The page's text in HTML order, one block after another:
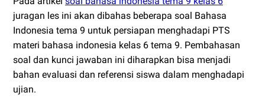
juragan les ini akan dibahas beberapa soal Bahasa
Indonesia tema 9 untuk persiapan menghadapi PTS
materi bahasa indonesia kelas 6 tema 9. Pembahasan
soal dan kunci jawaban ini diharapkan bisa menjadi
bahan evaluasi dan referensi siswa dalam menghadapi
ujian.